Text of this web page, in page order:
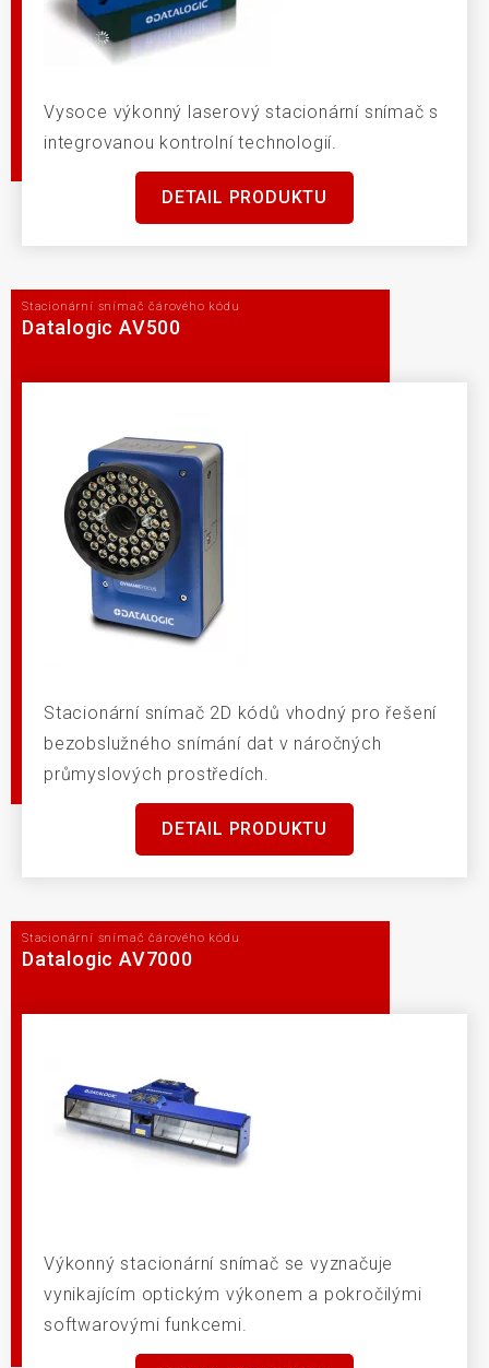
Vysoce výkonný laserový stacionární snímač s
integrovanou kontrolní technologií.
DETAIL PRODUKTU
Stacionární snímač čárového kódu
Datalogic AV500
Stacionární snímač 2D kódů vhodný pro řešení
bezobslužného snímání dat v náročných
průmyslových prostředích.
DETAIL PRODUKTU
Stacionární snímač čárového kódu
Datalogic AV7000
Výkonný stacionární snímač se vyznačuje
vynikajícím optickým výkonem a pokročilými
softwarovými funkcemi.